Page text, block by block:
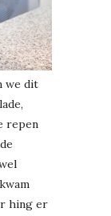
we dit
repen
hing er